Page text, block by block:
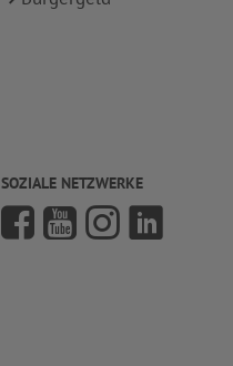
SOZIALE NETZWERKE